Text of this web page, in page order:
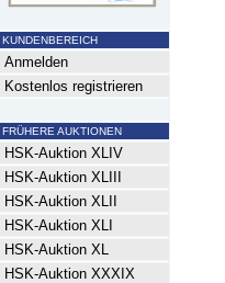
KUNDENBEREICH
Anmelden
Kostenlos registrieren
FRÜHERE AUKTIONEN
HSK-Auktion XLIV
HSK-Auktion XLIII
HSK-Auktion XLII
HSK-Auktion XLI
HSK-Auktion XL
HSK-Auktion XXXIX